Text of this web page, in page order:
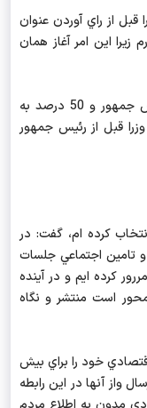
قبل از راي آوردن عنوان
زيرا اين امر آغاز همان
وي تاكيد كرد: انتخاب وزرا 50 درصد به رئيس جمهور و 50 درصد به
قبل از رئيس جمهور
كرده ام، گفت: در
تامين اجتماعي جلسات
كرده ايم و در آينده
نزديك دومين نامه خود را كه داراي 14 محور است منتشر و نگاه
خود را براي بيش
ارسال واز آنها در اين رابطه